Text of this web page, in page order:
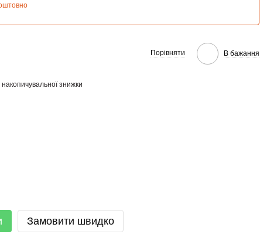
Порівняти В бажання
знижки
Замовити швидко